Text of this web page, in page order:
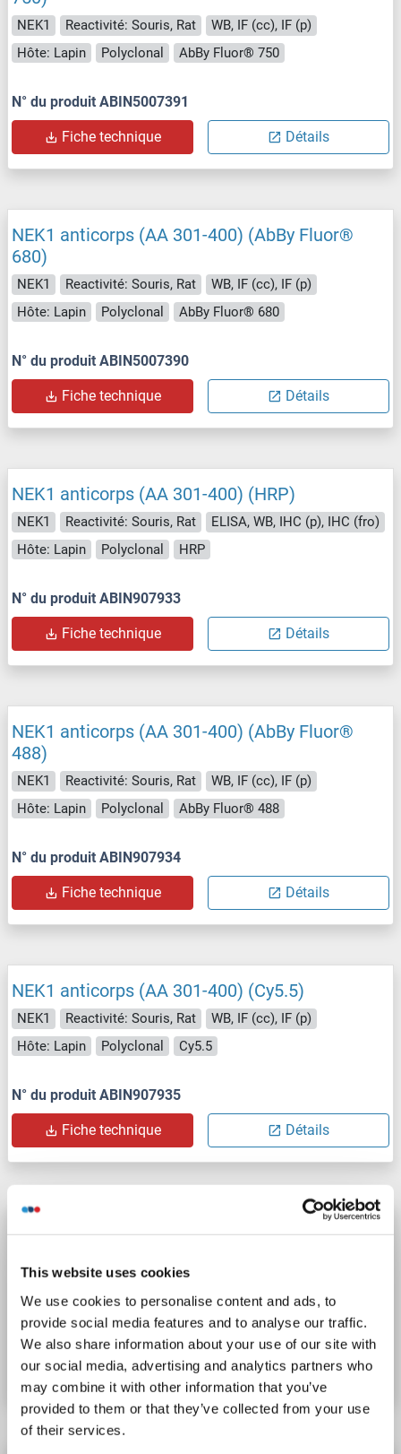
This website uses cookies
We use cookies to personalise content and ads, to
provide social media features and to analyse our traffic.
We also share information about your use of our site with
our social media, advertising and analytics partners who
may combine it with other information that you’ve
provided to them or that they’ve collected from your use
of their services.
NEK1 Reactivité: Souris, Rat
WB, IF (cc), IF (p)
Hôte: Lapin
Polyclonal AbBy Fluor® 750
N° du produit ABIN5007391
Fiche technique Détails
NEK1 anticorps (AA 301-400) (AbBy Fluor®
680)
NEK1 Reactivité: Souris, Rat
WB, IF (cc), IF (p)
Hôte: Lapin
Polyclonal AbBy Fluor® 680
N° du produit ABIN5007390
Fiche technique Détails
NEK1 anticorps (AA 301-400) (HRP)
NEK1 Reactivité: Souris, Rat
ELISA, WB, IHC (p), IHC (fro)
Hôte: Lapin
Polyclonal HRP
N° du produit ABIN907933
Fiche technique Détails
NEK1 anticorps (AA 301-400) (AbBy Fluor®
488)
NEK1 Reactivité: Souris, Rat
WB, IF (cc), IF (p)
Hôte: Lapin
Polyclonal AbBy Fluor® 488
N° du produit ABIN907934
Fiche technique Détails
NEK1 anticorps (AA 301-400) (Cy5.5)
NEK1 Reactivité: Souris, Rat
WB, IF (cc), IF (p)
Hôte: Lapin
Polyclonal Cy5.5
N° du produit ABIN907935
Fiche technique Détails
N° du produit ABIN907936
Fiche technique Détails